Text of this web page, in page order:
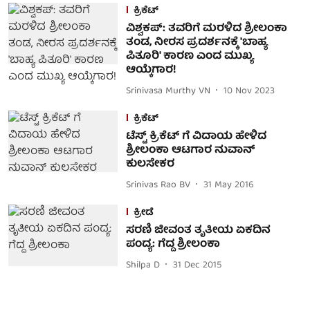
ಕ್ರಿಕೆಟ್
ವಿಶ್ವಕಪ್: ತವರಿಗೆ ಮರಳಿದ ಶ್ರೀಲಂಕಾ
ತಂಡ, ನೀರಸ ಪ್ರದರ್ಶನಕ್ಕೆ 'ಬಾಹ್ಯ
ಪಿತೂರಿ' ಕಾರಣ ಎಂದ ಮುಖ್ಯ
ಆಯ್ಕೆಗಾರ!
Srinivasa Murthy VN
10 Nov 2023
ಕ್ರಿಕೆಟ್
ಟೆಸ್ಟ್ ಕ್ರಿಕೆಟ್ ಗೆ ವಿದಾಯ ಹೇಳಿದ
ಶ್ರೀಲಂಕಾ ಆಟಗಾರ ನುವಾನ್
ಕುಲಸೇಕರ
Srinivas Rao BV
31 May 2016
ಕ್ರೀಡೆ
ಸರಣಿ ಜೀವಂತ ತೃತೀಯ ಏಕದಿನ
ಪಂದ್ಯ: ಗೆದ್ದ ಶ್ರೀಲಂಕಾ
Shilpa D 31 Dec 2015